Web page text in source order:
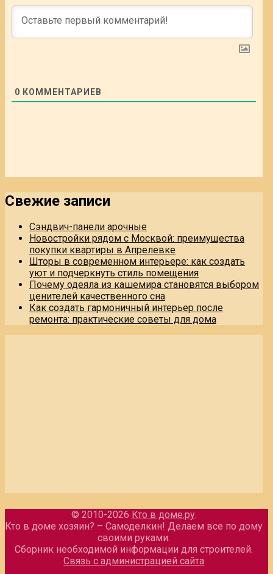
0 КОММЕНТАРИЕВ
Свежие записи
Сэндвич-панели арочные
Новостройки рядом с Москвой: преимущества
покупки квартиры в Апрелевке
Шторы в современном интерьере: как создать
уют и подчеркнуть стиль помещения
Почему одеяла из кашемира становятся выбором
ценителей качественного сна
Как создать гармоничный интерьер после
ремонта: практические советы для дома
© 2010-2026 Кто в доме.ру.
Кто в доме хозяин? – Самоделкин! Делаем все по дому
своими руками.
Сборник необходимой информации для строителей.
Связь с администрацией сайта